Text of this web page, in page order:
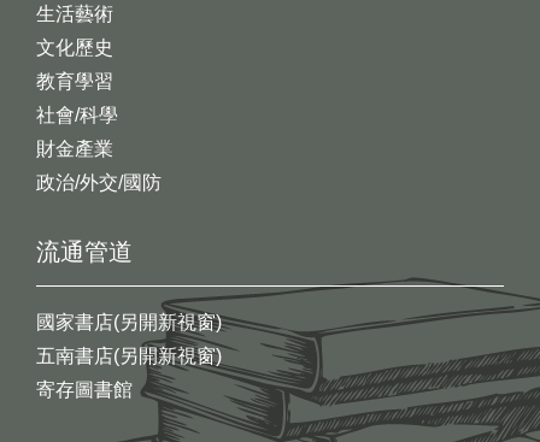
生活藝術
文化歷史
教育學習
社會/科學
財金產業
政治/外交/國防
流通管道
國家書店(另開新視窗)
五南書店(另開新視窗)
寄存圖書館